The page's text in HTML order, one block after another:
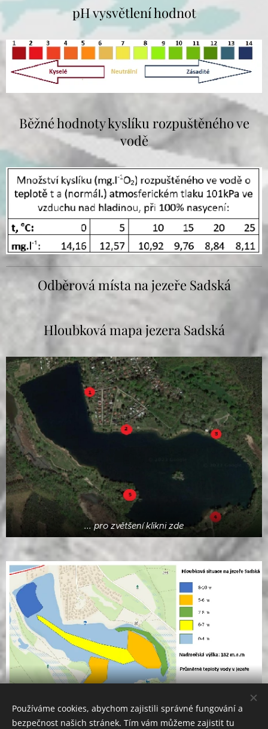
pH vysvětlení hodnot
Běžné hodnoty kyslíku rozpuštěného ve
vodě
Odběrová místa na jezeře Sadská
Hloubková mapa jezera Sadská
... pro zvětšení klikni zde
Používáme cookies, abychom zajistili správné fungování a
bezpečnost našich stránek. Tím vám můžeme zajistit tu